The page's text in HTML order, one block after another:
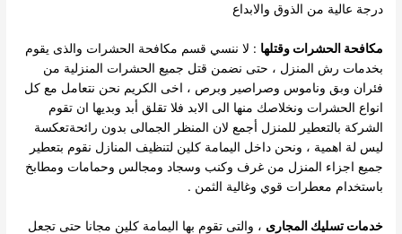
درجة عالية من الذوق والابداع
مكافحة الحشرات وقتلها : لا ننسي قسم مكافحة الحشرات والذى يقوم
بخدمات رش المنزل ، حتى نضمن قتل جميع الحشرات المنزلية من
فئران وبق وناموس وصراصير وبرص ، اخى الكريم نحن نتعامل مع كل
انواع الحشرات ونخلاصك منها الى الابد فلا تقلق أبد وبديها ان تقوم
الشركة بالتعطير للمنزل أجمع لان المنظر الجمالى بدون رائحةتعكسة
ليس لة اهمية ، ونحن داخل اليمامة كلين لتنظيف المنازل نقوم بتعطير
جميع اجزاء المنزل من غرف وكنب وسجاد ومجالس وحمامات ومطابخ
باستخدام معطرات قوي وغالية الثمن .
خدمات تسليك المجارى ، والتى تقوم بها اليمامة كلين مجانا حتى تجعل